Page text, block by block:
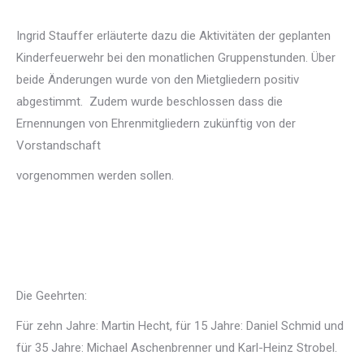
Ingrid Stauffer erläuterte dazu die Aktivitäten der geplanten
Kinderfeuerwehr bei den monatlichen Gruppenstunden. Über
beide Änderungen wurde von den Mietgliedern positiv
abgestimmt. Zudem wurde beschlossen dass die
Ernennungen von Ehrenmitgliedern zukünftig von der
Vorstandschaft
vorgenommen werden sollen.
Die Geehrten:
Für zehn Jahre: Martin Hecht, für 15 Jahre: Daniel Schmid und
für 35 Jahre: Michael Aschenbrenner und Karl-Heinz Strobel.